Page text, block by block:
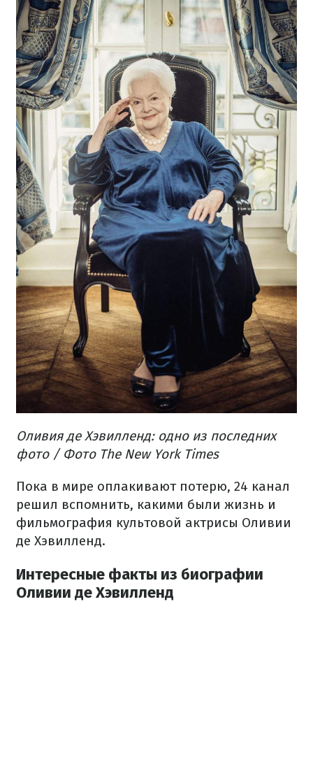
Оливия де Хэвилленд: одно из последних
фото / Фото The New York Times
Пока в мире оплакивают потерю, 24 канал
решил вспомнить, какими были жизнь и
фильмография культовой актрисы Оливии
де Хэвилленд.
Интересные факты из биографии
Оливии де Хэвилленд